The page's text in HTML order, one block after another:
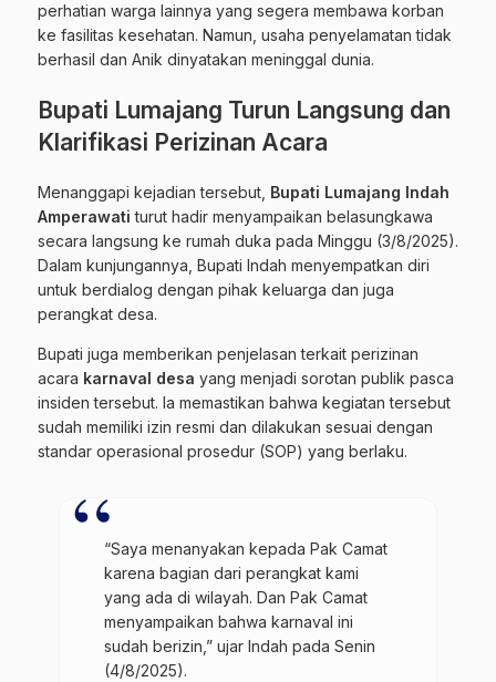
perhatian warga lainnya yang segera membawa korban
ke fasilitas kesehatan. Namun, usaha penyelamatan tidak
berhasil dan Anik dinyatakan meninggal dunia.
Bupati Lumajang Turun Langsung dan
Klarifikasi Perizinan Acara
Menanggapi kejadian tersebut, Bupati Lumajang Indah
Amperawati turut hadir menyampaikan belasungkawa
secara langsung ke rumah duka pada Minggu (3/8/2025).
Dalam kunjungannya, Bupati Indah menyempatkan diri
untuk berdialog dengan pihak keluarga dan juga
perangkat desa.
Bupati juga memberikan penjelasan terkait perizinan
acara karnaval desa yang menjadi sorotan publik pasca
insiden tersebut. Ia memastikan bahwa kegiatan tersebut
sudah memiliki izin resmi dan dilakukan sesuai dengan
standar operasional prosedur (SOP) yang berlaku.
“Saya menanyakan kepada Pak Camat
karena bagian dari perangkat kami
yang ada di wilayah. Dan Pak Camat
menyampaikan bahwa karnaval ini
sudah berizin,” ujar Indah pada Senin
(4/8/2025).